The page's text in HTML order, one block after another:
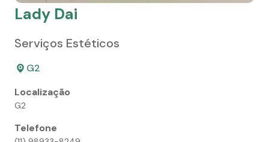
Lady Dai
Serviços Estéticos
G2
Localização
G2
Telefone